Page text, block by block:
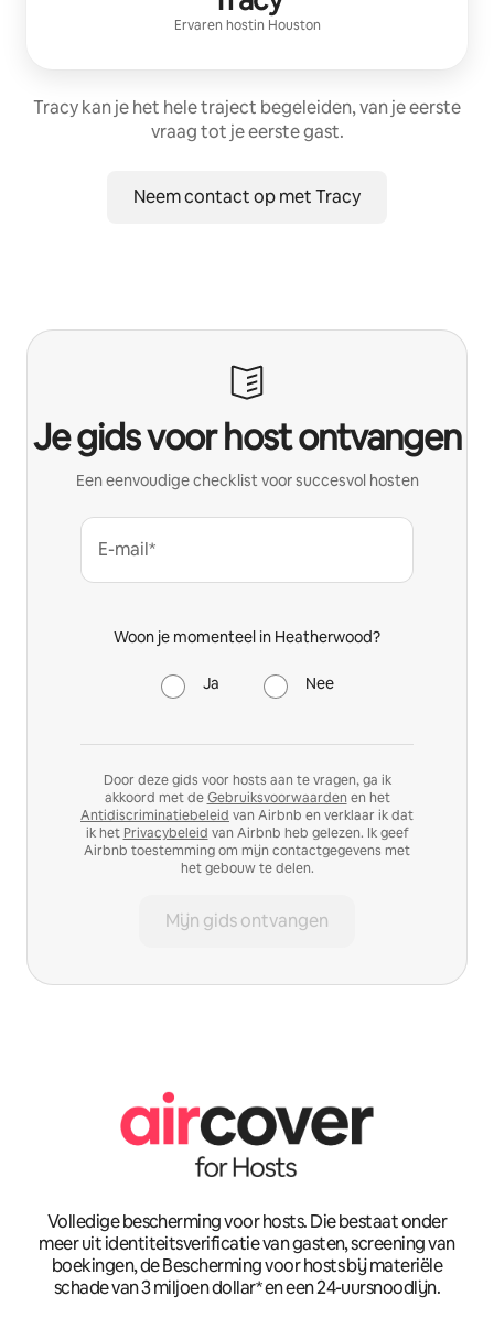
Ervaren hostin Houston
Tracy kan je het hele traject begeleiden, van je eerste
vraag tot je eerste gast.
Neem contact op met Tracy
Je gids voor host ontvangen
Een eenvoudige checklist voor succesvol hosten
E-mail*
Woon je momenteel in Heatherwood?
Ja Nee
Door deze gids voor hosts aan te vragen, ga ik
akkoord met deGebruiksvoorwaarden en het
Antidiscriminatiebeleid van Airbnb en verklaar ik dat
ik het Privacybeleid van Airbnb heb gelezen. Ik geef
Airbnb toestemming om mijn contactgegevens met
het gebouw te delen.
Mijn gids ontvangen
Volledige bescherming voor hosts. Die bestaat onder
meer uit identiteitsverificatie van gasten, screening van
boekingen, de Bescherming voor hosts bij materiële
schade van 3 miljoen dollar* en een 24-uursnoodlijn.